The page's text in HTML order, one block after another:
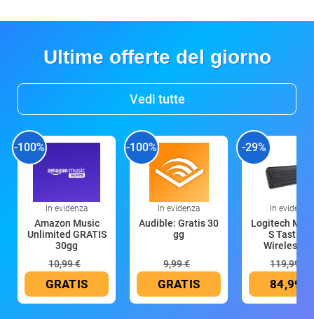
Ultime offerte del giorno
Vedi tutte
-100%
In evidenza
Amazon Music
Unlimited GRATIS
30gg
10,99 €
GRATIS
-100%
In evidenza
Audible: Gratis 30
gg
9,99 €
GRATIS
-29%
In evidenza
Logitech MX
S Tastiera
Wireless
119,99 €
84,99 €